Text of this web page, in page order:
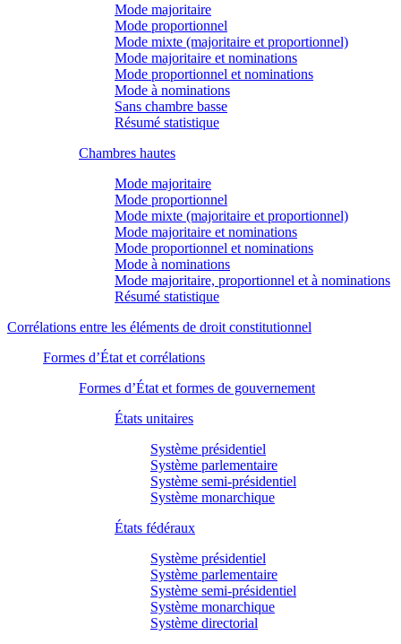
Mode majoritaire
Mode proportionnel
Mode mixte (majoritaire et proportionnel)
Mode majoritaire et nominations
Mode proportionnel et nominations
Mode à nominations
Sans chambre basse
Résumé statistique
Chambres hautes
Mode majoritaire
Mode proportionnel
Mode mixte (majoritaire et proportionnel)
Mode majoritaire et nominations
Mode proportionnel et nominations
Mode à nominations
Mode majoritaire, proportionnel et à nominations
Résumé statistique
Corrélations entre les éléments de droit constitutionnel
Formes d’État et corrélations
Formes d’État et formes de gouvernement
États unitaires
Système présidentiel
Système parlementaire
Système semi-présidentiel
Système monarchique
États fédéraux
Système présidentiel
Système parlementaire
Système semi-présidentiel
Système monarchique
Système directorial